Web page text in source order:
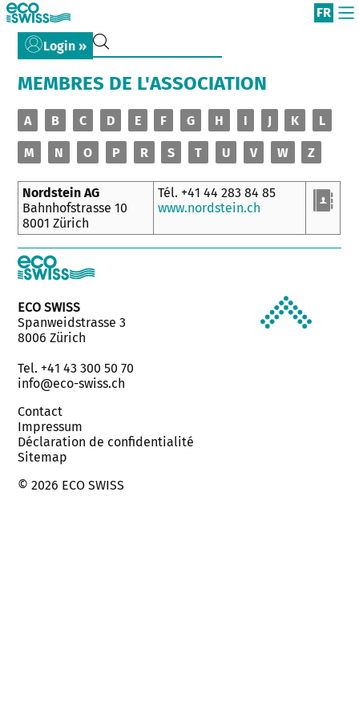
FR
MEMBRES DE L'ASSOCIATION
A B C D E F G H I J K L
M N O P R S T U V W Z
Nordstein AG
Bahnhofstrasse 10
8001 Zürich
Tél. +41 44 283 84 85
www.nordstein.ch
Login »
ECO SWISS
Spanweidstrasse 3
8006 Zürich
Tel. +41 43 300 50 70
info@eco-swiss.ch
Contact
Impressum
Déclaration de confidentialité
Sitemap
© 2026 ECO SWISS